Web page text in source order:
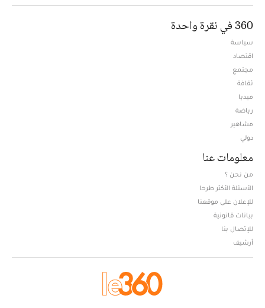
360 في نقرة واحدة
سياسة
اقتصاد
مجتمع
ثقافة
ميديا
رياضة
مشاهير
دولي
معلومات عنا
من نحن ؟
الأسئلة الأكثر طرحا
للإعلان على موقعنا
بيانات قانونية
للإتصال بنا
أرشيف